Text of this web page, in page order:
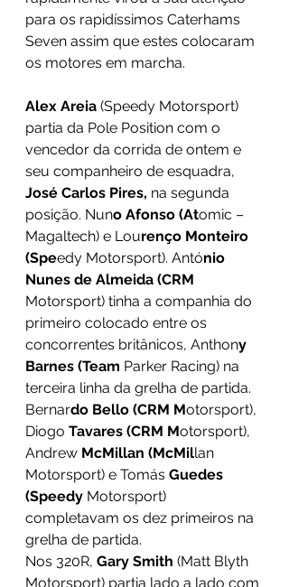
para os rapidíssimos Caterhams
Seven assim que estes colocaram
os motores em marcha.
Alex Areia (Speedy Motorsport)
partia da Pole Position com o
vencedor da corrida de ontem e
seu companheiro de esquadra,
José Carlos Pires, na segunda
posição. Nuno Afonso (Atomic –
Magaltech) e Lourenço Monteiro
(Speedy Motorsport). António
Nunes de Almeida (CRM
Motorsport) tinha a companhia do
primeiro colocado entre os
concorrentes britânicos, Anthony
Barnes (Team Parker Racing) na
terceira linha da grelha de partida.
Bernardo Bello (CRM Motorsport),
Diogo Tavares (CRM Motorsport),
Andrew McMillan (McMillan
Motorsport) e Tomás Guedes
(Speedy Motorsport)
completavam os dez primeiros na
grelha de partida.
Nos 320R, Gary Smith (Matt Blyth
Motorsport) partia lado a lado com